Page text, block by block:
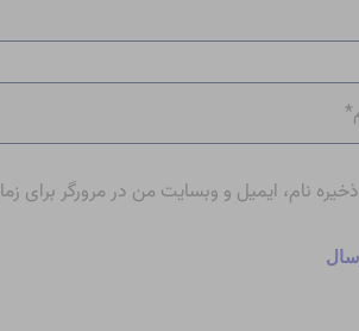
ذخیره نام، ایمیل و وبسایت من در مرورگر برای